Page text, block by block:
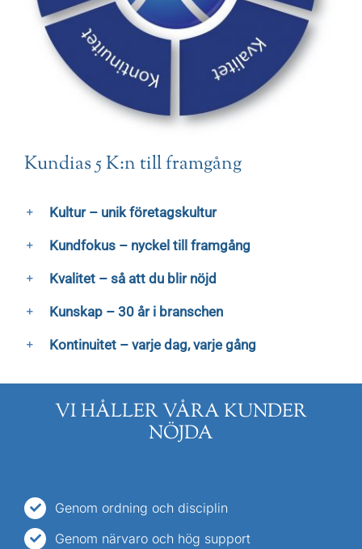
Kundias 5 K:n till framgång
Kultur – unik företagskultur
Kundfokus – nyckel till framgång
Kvalitet – så att du blir nöjd
Kunskap – 30 år i branschen
Kontinuitet – varje dag, varje gång
VI HÅLLER VÅRA KUNDER
NÖJDA
Genom ordning och disciplin
Genom närvaro och hög support